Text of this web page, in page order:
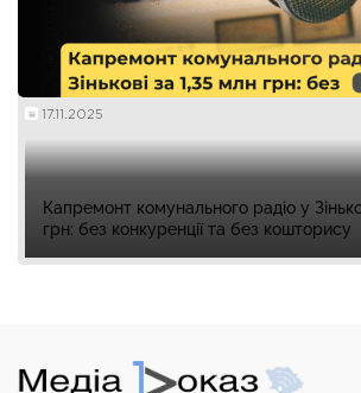
17.11.2025
Капремонт комунального радіо у
грн: без конкуренції та без кошторису